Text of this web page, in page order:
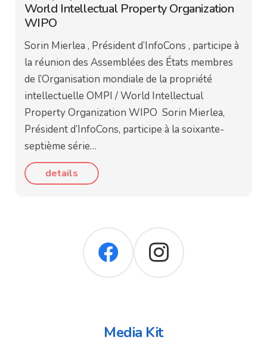
World Intellectual Property Organization
WIPO
Sorin Mierlea , Président d’InfoCons , participe à
la réunion des Assemblées des États membres
de l’Organisation mondiale de la propriété
intellectuelle OMPI / World Intellectual
Property Organization WIPO Sorin Mierlea,
Président d’InfoCons, participe à la soixante-
septième série…
details
Media Kit